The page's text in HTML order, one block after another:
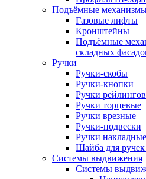
Подъёмные
Газовые лифты
Кронштейны
Подъёмные
складных
Ручки
Ручки-скобы
Ручки-кнопки
Ручки
Ручки торцевые
Ручки врезные
Ручки-подвески
Ручки
Шайба для ручек
Системы выдвижения
Системы